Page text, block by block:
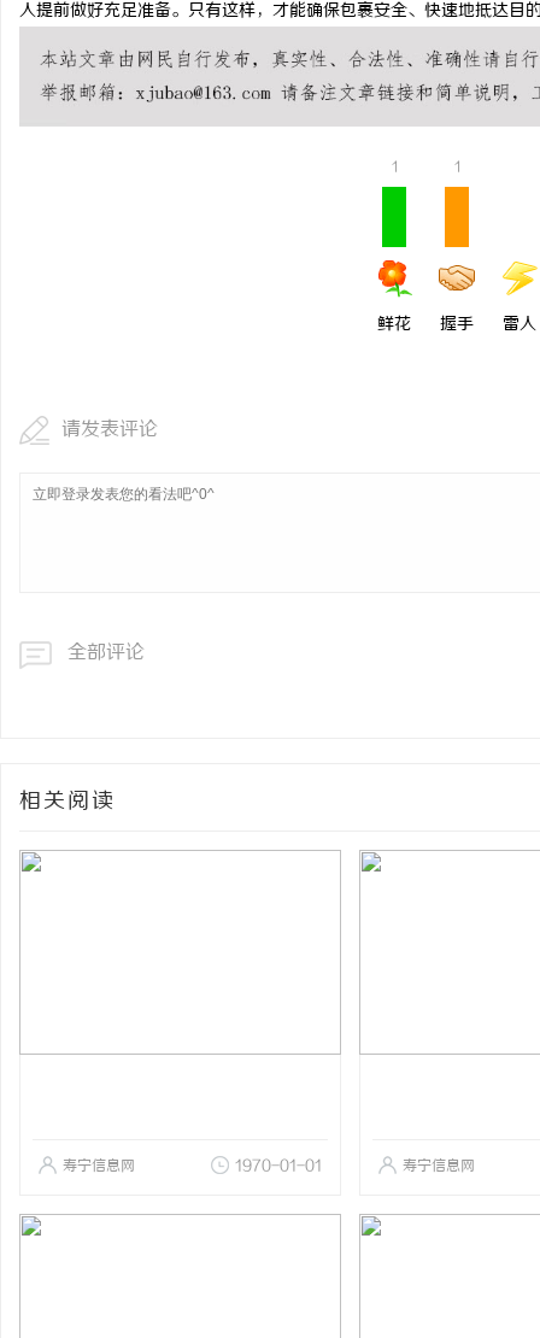
人提前做好充足准备。只有这样，才能确保包裹安全、快速地抵达目
1
鲜花
1
握手 雷人
请发表评论
全部评论
相关阅读
寿宁信息网 1970-01-01 寿宁信息网
武汉配眼镜 上海配眼镜